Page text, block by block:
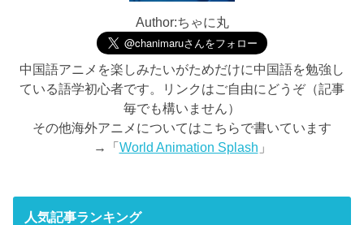
Author:ちゃに丸
中国語アニメを楽しみたいがためだけに中国語を勉強し
ている語学初心者です。リンクはご自由にどうぞ（記事
毎でも構いません）
その他海外アニメについてはこちらで書いています
→「World Animation Splash 」
人気記事ランキング